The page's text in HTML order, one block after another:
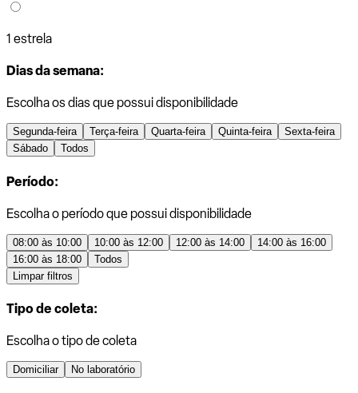
1 estrela
Dias da semana:
Escolha os dias que possui disponibilidade
Segunda-feira Terça-feira Quarta-feira Quinta-feira
Sexta-feira
Sábado
Todos
Período:
Escolha o período que possui disponibilidade
08:00 às 10:00 10:00 às 12:00 12:00 às 14:00
14:00 às 16:00
16:00 às 18:00
Todos
Limpar filtros
Tipo de coleta:
Escolha o tipo de coleta
Domiciliar No laboratório